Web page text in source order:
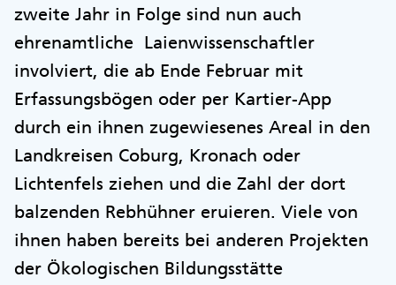
zweite Jahr in Folge sind nun auch
ehrenamtliche Laienwissenschaftler
involviert, die ab Ende Februar mit
Erfassungsbögen oder per Kartier-App
durch ein ihnen zugewiesenes Areal in den
Landkreisen Coburg, Kronach oder
Lichtenfels ziehen und die Zahl der dort
balzenden Rebhühner eruieren. Viele von
ihnen haben bereits bei anderen Projekten
der Ökologischen Bildungsstätte